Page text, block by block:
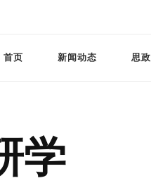
首页 新闻动态 思
学